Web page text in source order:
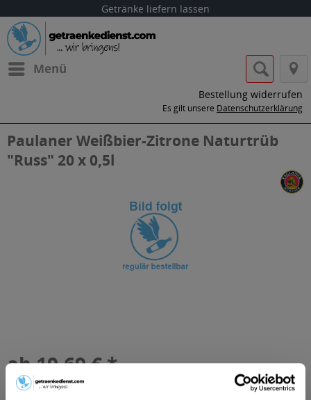
Getränke liefern lassen
Menü
Bestellung widerrufen
Es gilt unsere Datenschutzerklärung
Paulaner Weißbier-Zitrone Naturtrüb
"Russ" 20 x 0,5l
ab 19,69 € *
Inhalt:10 Liter (1,97 € * / 1 Liter)
inkl. MwSt.
ggf. zzgl. Erschwerniszuschlag